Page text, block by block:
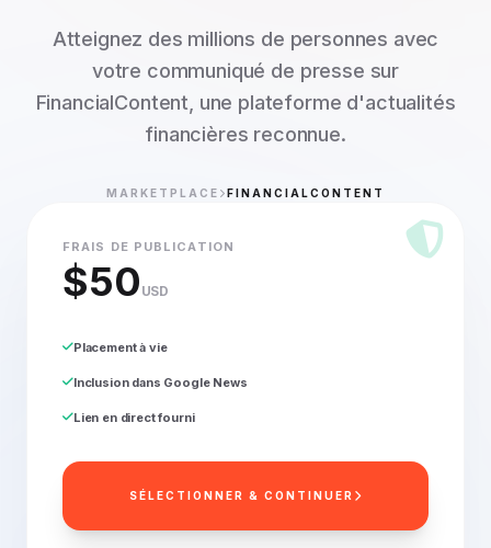
Atteignez des millions de personnes avec
votre communiqué de presse sur
FinancialContent, une plateforme d'actualités
financières reconnue.
MARKETPLACE FINANCIALCONTENT
FRAIS DE PUBLICATION
$50 USD
Placement à vie
Inclusion dans Google News
Lien en direct fourni
SÉLECTIONNER & CONTINUER